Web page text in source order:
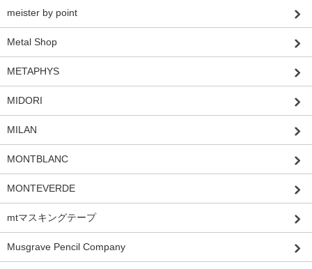
meister by point
Metal Shop
METAPHYS
MIDORI
MILAN
MONTBLANC
MONTEVERDE
mtマスキングテープ
Musgrave Pencil Company